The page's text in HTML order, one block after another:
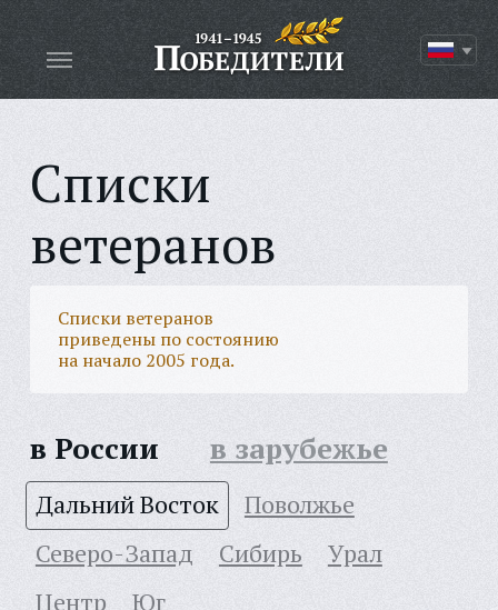
Списки
ветеранов
Списки ветеранов
приведены по состоянию
на начало 2005 года.
в России в зарубежье
Дальний Восток
Поволжье
Северо-Запад
Сибирь
Урал
Центр
Юг